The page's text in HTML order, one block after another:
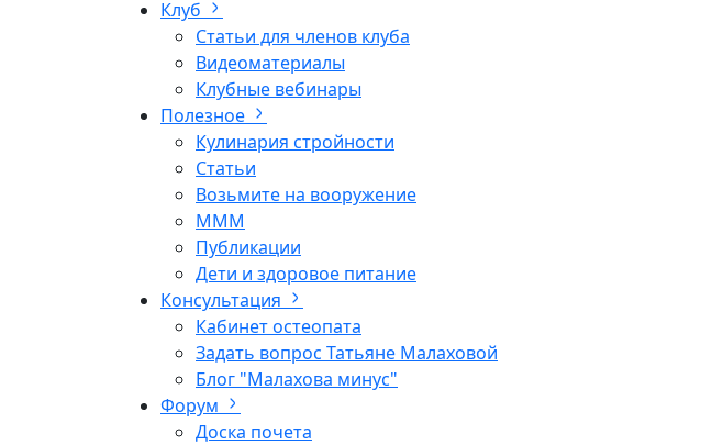
Клуб
Статьи для членов клуба
Видеоматериалы
Клубные вебинары
Полезное
Кулинария стройности
Статьи
Возьмите на вооружение
МММ
Публикации
Дети и здоровое питание
Консультация
Кабинет остеопата
Задать вопрос Татьяне Малаховой
Блог "Малахова минус"
Форум
Доска почета